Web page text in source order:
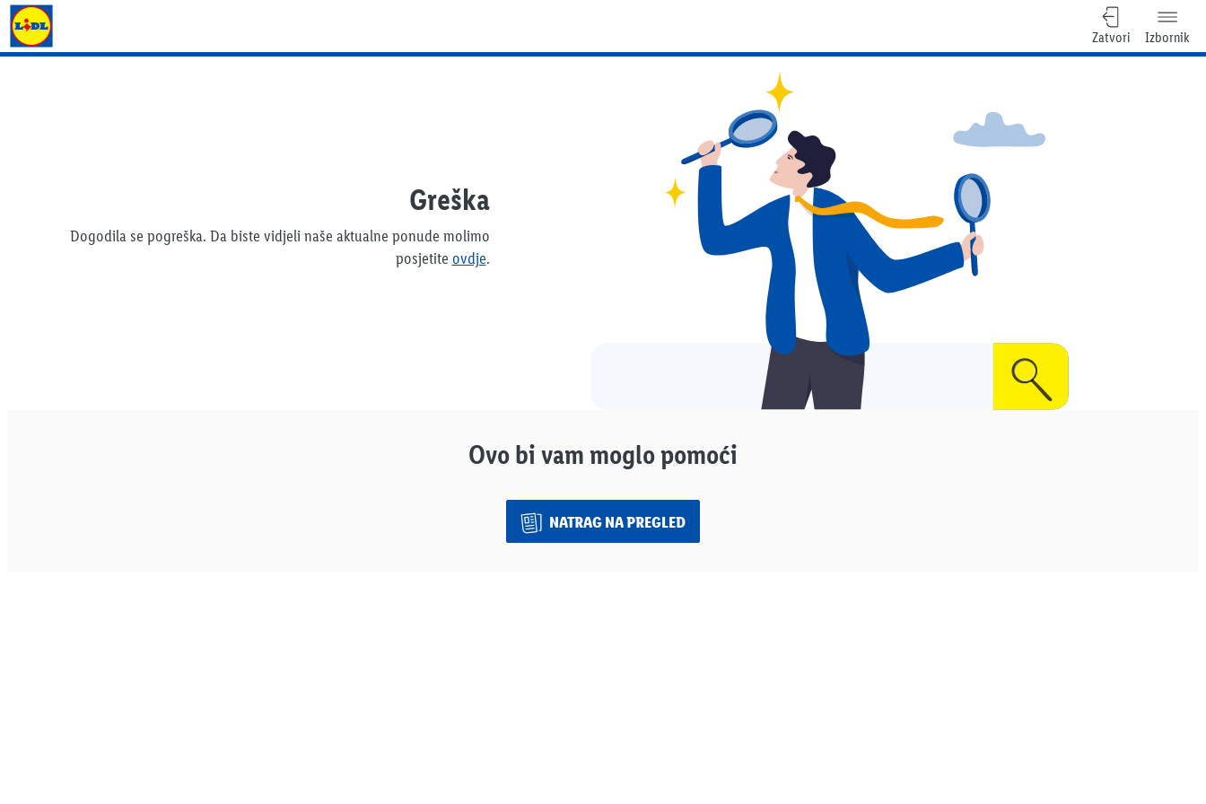
Lidl katalog
Zatvori Izbornik
Greška
Dogodila se pogreška. Da biste vidjeli naše aktualne ponude molimo
posjetite ovdje.
Ovo bi vam moglo pomoći
NATRAG NA PREGLED